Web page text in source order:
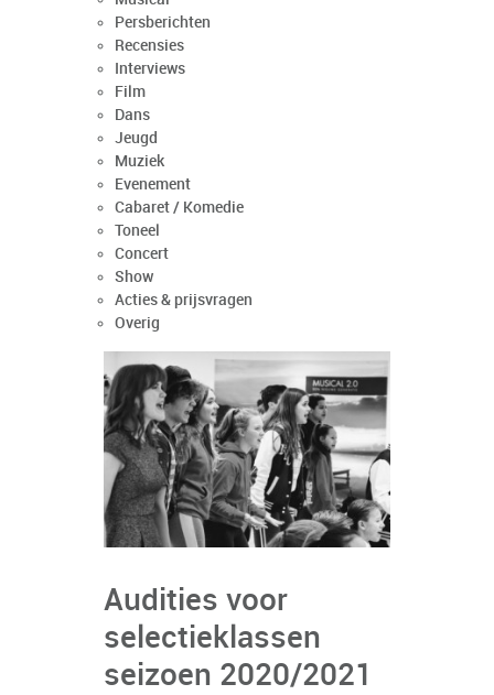
Persberichten
Recensies
Interviews
Film
Dans
Jeugd
Muziek
Evenement
Cabaret / Komedie
Toneel
Concert
Show
Acties & prijsvragen
Overig
Audities voor
selectieklassen
seizoen 2020/2021